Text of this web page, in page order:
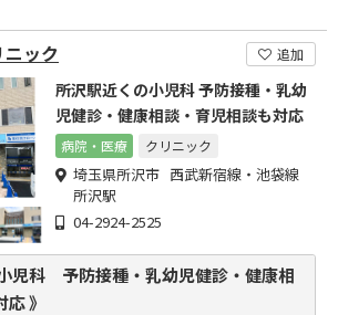
ニック 追加
所沢駅近くの小児科 予防接種・乳幼
児健診・健康相談・育児相談も対応
病院・医療 クリニック
埼玉県所沢市 西武新宿線・池袋線
所沢駅
04-2924-2525
児科 予防接種・乳幼児健診・健康相
》